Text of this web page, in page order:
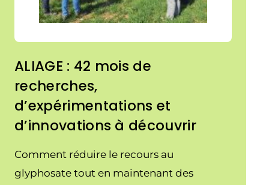
ALIAGE : 42 mois de
recherches,
d’expérimentations et
d’innovations à découvrir
Comment réduire le recours au
glyphosate tout en maintenant des